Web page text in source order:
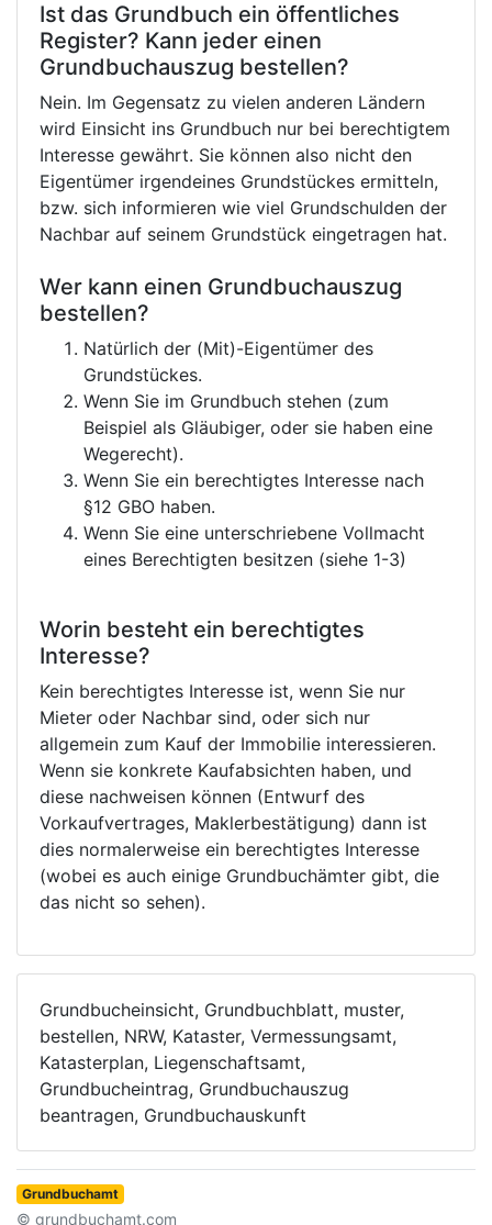
Ist das Grundbuch ein öffentliches
Register? Kann jeder einen
Grundbuchauszug bestellen?
Nein. Im Gegensatz zu vielen anderen Ländern
wird Einsicht ins Grundbuch nur bei berechtigtem
Interesse gewährt. Sie können also nicht den
Eigentümer irgendeines Grundstückes ermitteln,
bzw. sich informieren wie viel Grundschulden der
Nachbar auf seinem Grundstück eingetragen hat.
Wer kann einen Grundbuchauszug
bestellen?
Natürlich der (Mit)-Eigentümer des
Grundstückes.
Wenn Sie im Grundbuch stehen (zum
Beispiel als Gläubiger, oder sie haben eine
Wegerecht).
Wenn Sie ein berechtigtes Interesse nach
§12 GBO haben.
Wenn Sie eine unterschriebene Vollmacht
eines Berechtigten besitzen (siehe 1-3)
Worin besteht ein berechtigtes
Interesse?
Kein berechtigtes Interesse ist, wenn Sie nur
Mieter oder Nachbar sind, oder sich nur
allgemein zum Kauf der Immobilie interessieren.
Wenn sie konkrete Kaufabsichten haben, und
diese nachweisen können (Entwurf des
Vorkaufvertrages, Maklerbestätigung) dann ist
dies normalerweise ein berechtigtes Interesse
(wobei es auch einige Grundbuchämter gibt, die
das nicht so sehen).
Grundbucheinsicht, Grundbuchblatt, muster,
bestellen, NRW, Kataster, Vermessungsamt,
Katasterplan, Liegenschaftsamt,
Grundbucheintrag, Grundbuchauszug
beantragen, Grundbuchauskunft
Grundbuchamt
© grundbuchamt.com